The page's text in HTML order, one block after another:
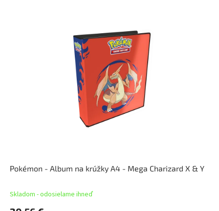
Pokémon - Album na krúžky A4 - Mega Charizard X & Y
Skladom - odosielame ihneď